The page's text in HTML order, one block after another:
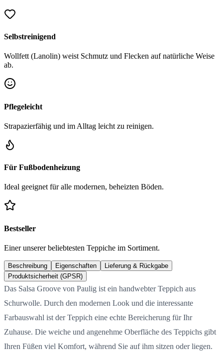
Selbstreinigend
Wollfett (Lanolin) weist Schmutz und Flecken auf natürliche Weise
ab.
Pflegeleicht
Strapazierfähig und im Alltag leicht zu reinigen.
Für Fußbodenheizung
Ideal geeignet für alle modernen, beheizten Böden.
Bestseller
Einer unserer beliebtesten Teppiche im Sortiment.
Beschreibung Eigenschaften
Lieferung & Rückgabe
Produktsicherheit (GPSR)
Das Salsa Groove von Paulig ist ein handwebter Teppich aus
Schurwolle. Durch den modernen Look und die interessante
Farbauswahl ist der Teppich eine echte Bereicherung für Ihr
Zuhause. Die weiche und angenehme Oberfläche des Teppichs gibt
Ihren Füßen viel Komfort, während Sie auf ihm sitzen oder liegen.